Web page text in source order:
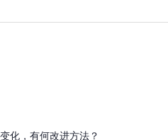
化，有何改进方法？